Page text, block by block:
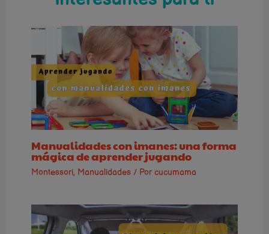
Manualidades con imanes: una forma
mágica de aprender jugando
Montessori, Manualidades/ Por cucumama